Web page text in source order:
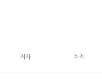
저자 차례